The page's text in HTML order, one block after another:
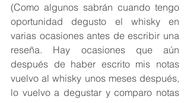
(Como algunos sabrán cuando tengo
oportunidad degusto el whisky en
varias ocasiones antes de escribir una
reseña. Hay ocasiones que aún
después de haber escrito mis notas
vuelvo al whisky unos meses después,
lo vuelvo a degustar y comparo notas